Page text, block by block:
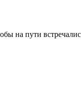
на пути